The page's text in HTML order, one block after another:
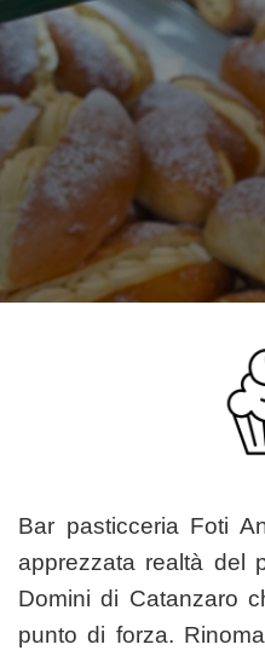
Bar pasticceria Foti
apprezzata realtà del
Domini di Catanzaro
punto di forza.